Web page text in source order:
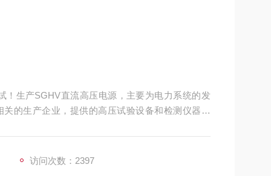
！生产SGHV直流高压电源，主要为电力系统的发
的生产企业，提供的高压试验设备和检测仪器仪
访问次数：2397